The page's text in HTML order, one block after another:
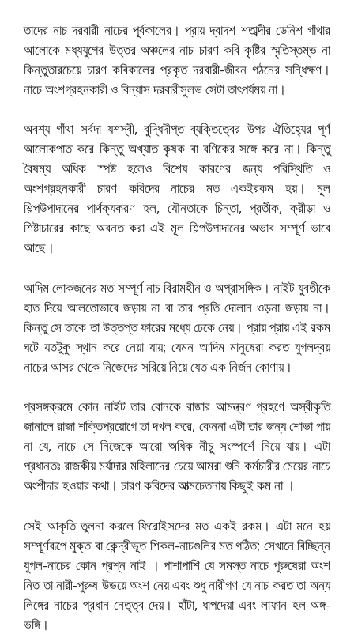
তাদের নাচ দরবারী নাচের পূর্বকালের। প্রায় দ্বাদশ শতাব্দীর ডেনিশ গাঁথার
আলোকে মধ্যযুগের উত্তর অঞ্চলের নাচ চারণ কবি কৃষ্টির স্মৃতিস্তম্ভ না
কিন্তুতারচেয়ে চারণ কবিকালের প্রকৃত দরবারী-জীবন গঠনের সন্ধিক্ষণ।
নাচে অংশগ্রহনকারী ও বিন্যাস দরবারীসুলভ সেটা তাৎপর্যময় না।
অবশ্য গাঁথা সর্বদা যশস্বী, বুদ্ধিদীপ্ত ব্যক্তিত্বের উপর ঐতিহ্যের পূর্ণ
আলোকপাত করে কিন্তু অখ্যাত কৃষক বা বণিকের সঙ্গে করে না। কিন্তু
বৈষম্য অধিক স্পষ্ট হলেও বিশেষ কারণের জন্য পরিস্থিতি ও
অংশগ্রহনকারী চারণ কবিদের নাচের মত একইরকম হয়। মূল
শিল্পউপাদানের পার্থক্যকরণ হল, যৌনতাকে চিন্তা, প্রতীক, ক্রীড়া ও
শিষ্টাচারের কাছে অবনত করা এই মূল শিল্পউপাদানের অভাব সম্পূর্ণ ভাবে
আছে।
আদিম লোকজনের মত সম্পূর্ণ নাচ বিরামহীন ও অপ্রাসঙ্গিক। নাইট যুবতীকে
হাত দিয়ে আলতোভাবে জড়ায় না বা তার প্রতি দোলান ওড়না জড়ায় না।
কিন্তু সে তাকে তা উত্তপ্ত ফারের মধ্যে ঢেকে নেয়। প্রায় প্রায় এই রকম
ঘটে যতটুকু স্থান করে নেয়া যায়; যেমন আদিম মানুষেরা করত যুগলদ্বয়
নাচের আসর থেকে নিজেদের সরিয়ে নিয়ে যেত এক নির্জন কোণায়।
প্রসঙ্গক্রমে কোন নাইট তার বোনকে রাজার আমন্ত্রণ গ্রহণে অস্বীকৃতি
জানালে রাজা শক্তিপ্রয়োগে তা দখল করে, কেননা এটা তার জন্য শোভা পায়
না যে, নাচে সে নিজেকে আরো অধিক নীচু সংস্পর্শে নিয়ে যায়। এটা
প্রধানতঃ রাজকীয় মর্যাদার মহিলাদের চেয়ে আমরা শুনি কর্মচারীর মেয়ের নাচে
অংশীদার হওয়ার কথা। চারণ কবিদের আত্মচেতনায় কিছুই কম না ।
সেই আকৃতি তুলনা করলে ফিরোইসদের মত একই রকম। এটা মনে হয়
সম্পূর্ণরূপে মুক্ত বা কেন্দ্রীভূত শিকল-নাচগুলির মত গঠিত; সেখানে বিচ্ছিন্ন
যুগল-নাচের কোন প্রশ্ন নাই । পাশাপাশি যে সমস্ত নাচে পুরুষেরা অংশ
নিত তা নারী-পুরুষ উভয়ে অংশ নেয় এবং শুধু নারীগণ যে নাচ করত তা অন্য
লিঙ্গের নাচের প্রধান নেতৃত্ব দেয়। হাঁটা, ধাপদেয়া এবং লাফান হল অঙ্গ-
ভঙ্গি।